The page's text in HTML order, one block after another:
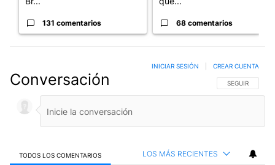
131 comentarios 68 comentarios
Conversación SIGA ESTA
SEGUIR
INICIAR SESIÓN CREAR CUENTA
TODOS LOS COMENTARIOS LOS MÁS RECIENTES